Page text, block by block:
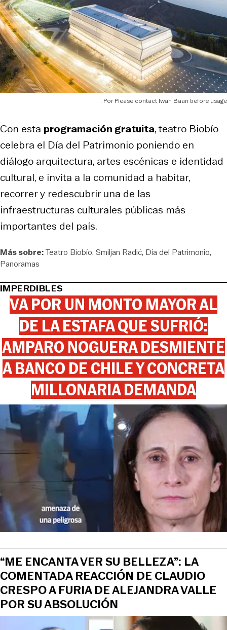
Please contact Iwan Baan before usage
Con esta programación gratuita, teatro Biobío
celebra el Día del Patrimonio poniendo en
diálogo arquitectura, artes escénicas e identidad
cultural, e invita a la comunidad a habitar,
recorrer y redescubrir una de las
infraestructuras culturales públicas más
importantes del país.
Más sobre:Teatro Biobío Smiljan Radić Día del Patrimonio
Panoramas
IMPERDIBLES
VA POR UN MONTO MAYOR AL
DE LA ESTAFA QUE SUFRIÓ:
AMPARO NOGUERA DESMIENTE
A BANCO DE CHILE Y CONCRETA
MILLONARIA DEMANDA
“ME ENCANTA VER SU BELLEZA”: LA
COMENTADA REACCIÓN DE CLAUDIO
CRESPO A FURIA DE ALEJANDRA VALLE
POR SU ABSOLUCIÓN